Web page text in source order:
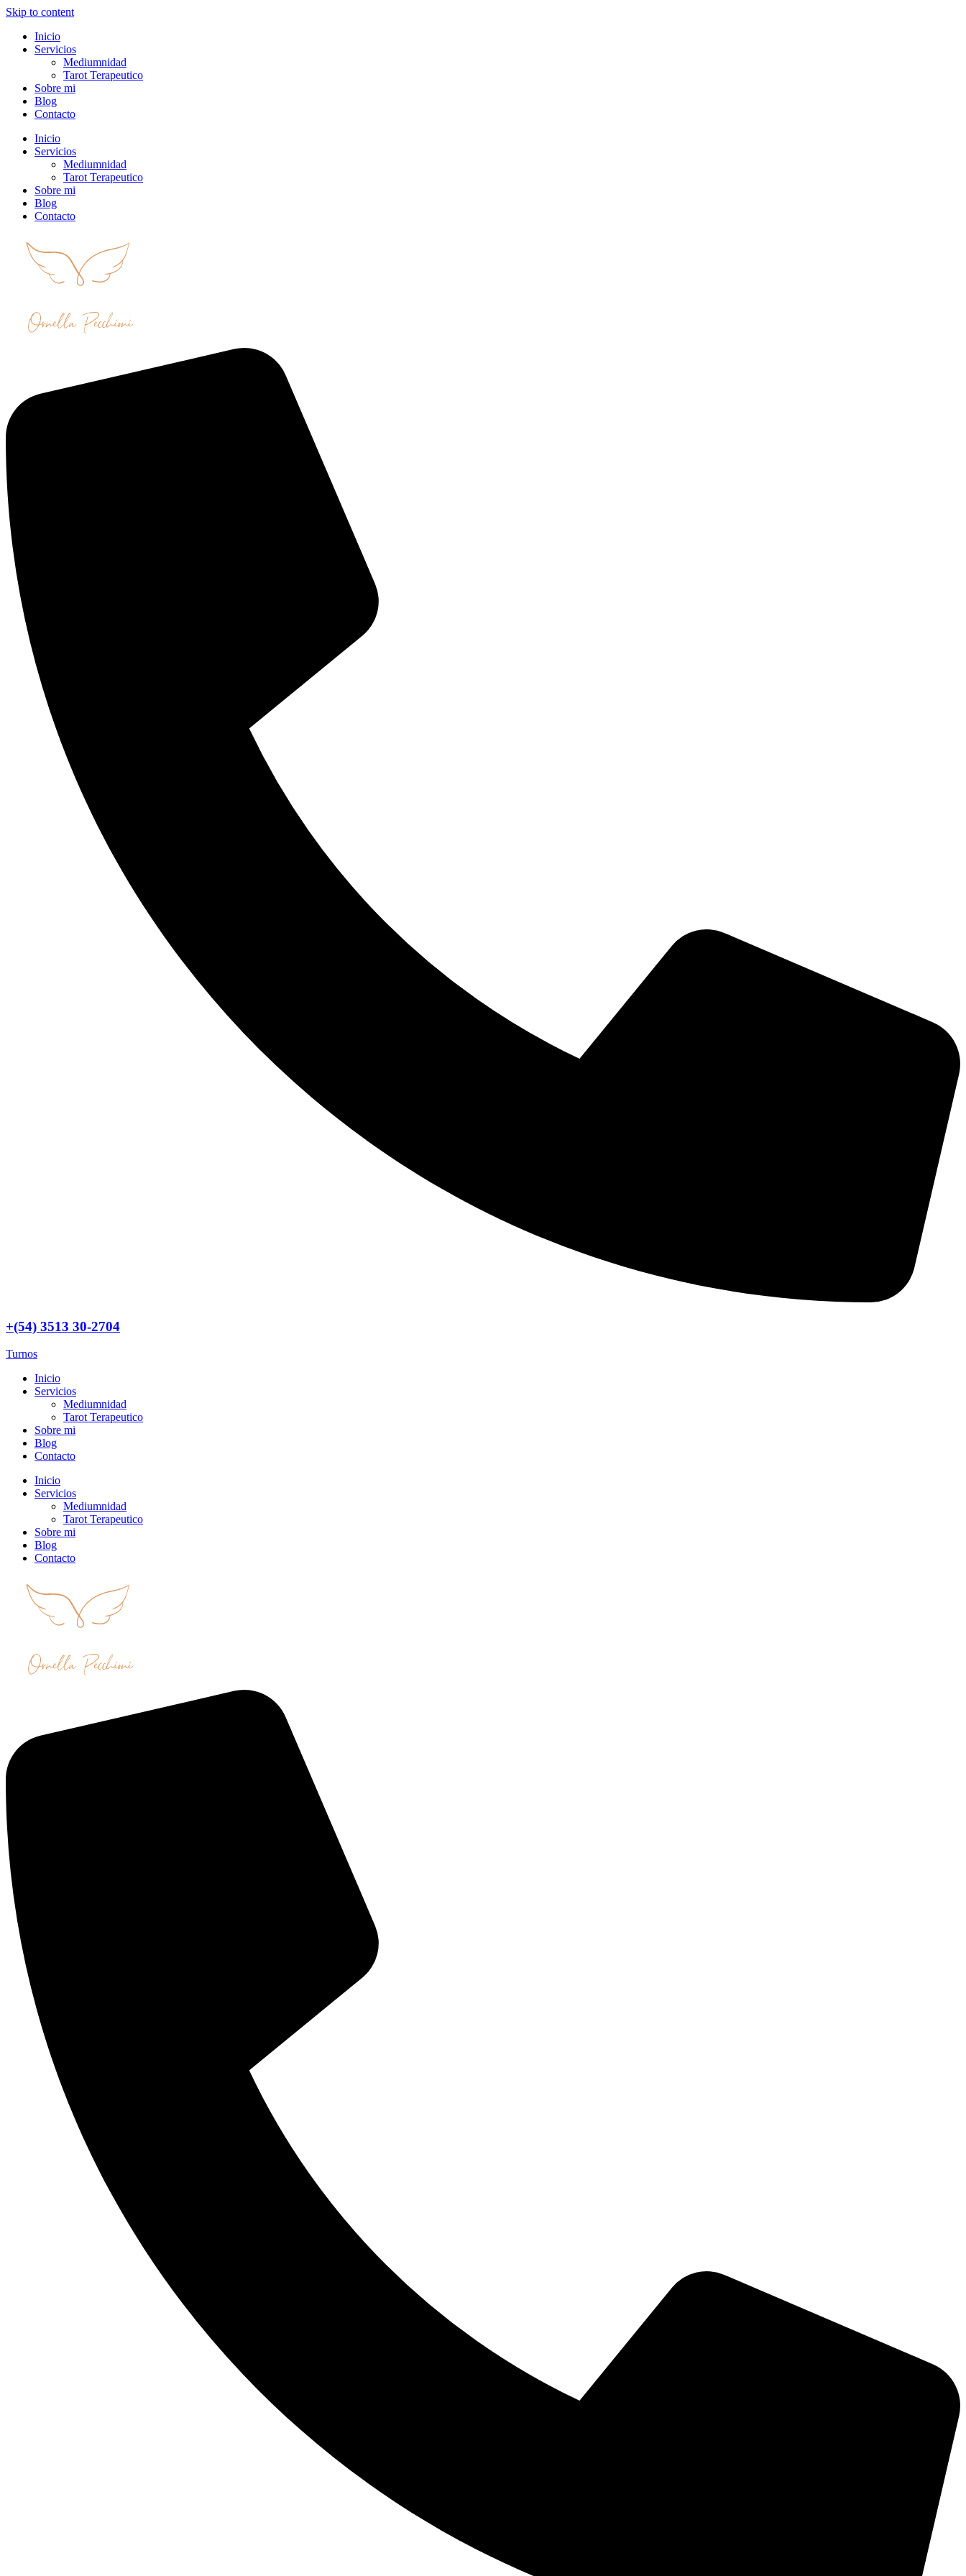
Skip to content
Inicio
Servicios
Mediumnidad
Tarot Terapeutico
Sobre mi
Blog
Contacto
Inicio
Servicios
Mediumnidad
Tarot Terapeutico
Sobre mi
Blog
Contacto
+(54) 3513 30-2704
Turnos
Inicio
Servicios
Mediumnidad
Tarot Terapeutico
Sobre mi
Blog
Contacto
Inicio
Servicios
Mediumnidad
Tarot Terapeutico
Sobre mi
Blog
Contacto